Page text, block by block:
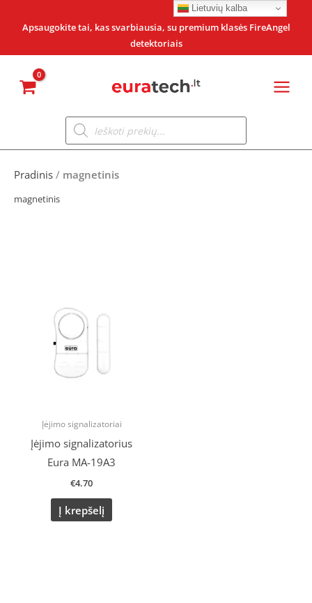
Apsaugokite tai, kas svarbiausia, su premium klasės FireAngel
detektoriais
Products
search
Pradinis / magnetinis
magnetinis
Įėjimo signalizatoriai
Įėjimo signalizatorius
Eura MA-19A3
€4.70
Į krepšelį
Lietuvių kalba